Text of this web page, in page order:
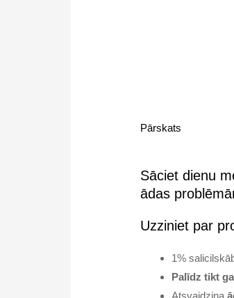
Pārskats
Sāciet dienu
ādas
Uzziniet par
1%
Palīdz tikt
Atsvaidzina